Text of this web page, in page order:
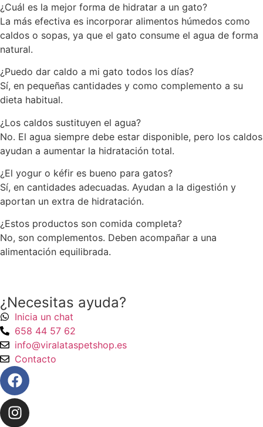
¿Cuál es la mejor forma de hidratar a un gato?
La más efectiva es incorporar alimentos húmedos como
caldos o sopas, ya que el gato consume el agua de forma
natural.
¿Puedo dar caldo a mi gato todos los días?
Sí, en pequeñas cantidades y como complemento a su
dieta habitual.
¿Los caldos sustituyen el agua?
No. El agua siempre debe estar disponible, pero los caldos
ayudan a aumentar la hidratación total.
¿El yogur o kéfir es bueno para gatos?
Sí, en cantidades adecuadas. Ayudan a la digestión y
aportan un extra de hidratación.
¿Estos productos son comida completa?
No, son complementos. Deben acompañar a una
alimentación equilibrada.
¿Necesitas ayuda?
Inicia un chat
658 44 57 62
info@viralataspetshop.es
Contacto